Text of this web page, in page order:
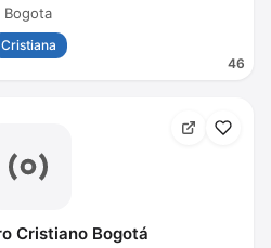
46
Bogota
Cristiana
Cristiano Bogotá